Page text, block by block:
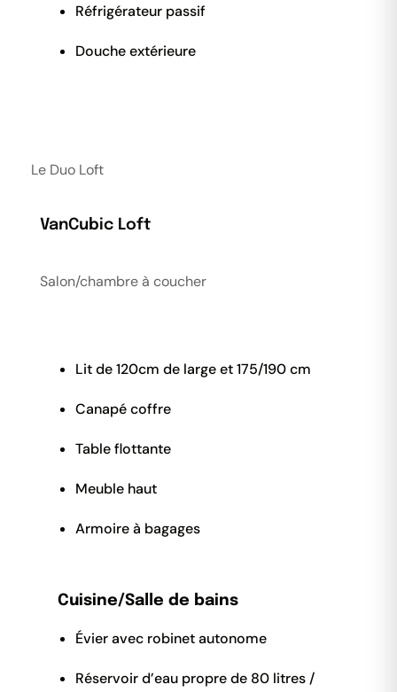
Réfrigérateur passif
Douche extérieure
Le Duo Loft
VanCubic Loft
Salon/chambre à coucher
Lit de 120cm de large et 175/190 cm
Canapé coffre
Table flottante
Meuble haut
Armoire à bagages
Cuisine/Salle de bains
Évier avec robinet autonome
Réservoir d’eau propre de 80 litres /